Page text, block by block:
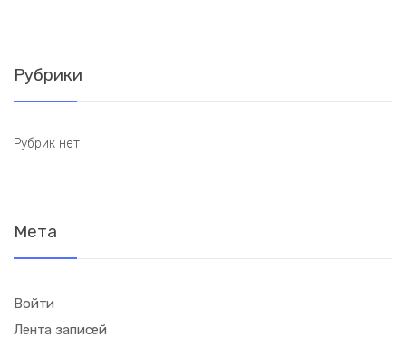
Рубрики
Рубрик нет
Мета
Войти
Лента записей